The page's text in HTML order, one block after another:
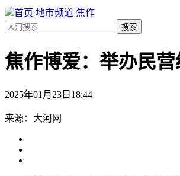
首页 地市频道 焦作
搜索
焦作博爱：举办民
2025年01月23日18:44
来源：大河网